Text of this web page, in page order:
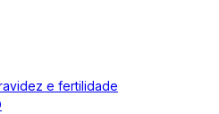
e fertilidade